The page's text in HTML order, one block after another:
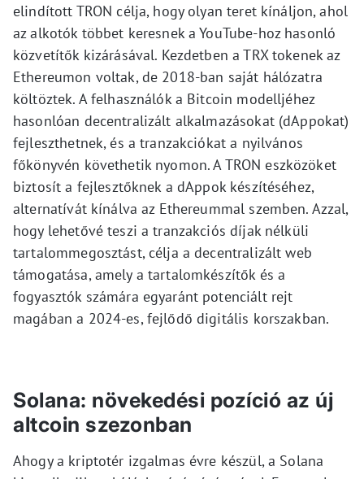
elindított TRON célja, hogy olyan teret kínáljon, ahol
az alkotók többet keresnek a YouTube-hoz hasonló
közvetítők kizárásával. Kezdetben a TRX tokenek az
Ethereumon voltak, de 2018-ban saját hálózatra
költöztek. A felhasználók a Bitcoin modelljéhez
hasonlóan decentralizált alkalmazásokat (dAppokat)
fejleszthetnek, és a tranzakciókat a nyilvános
főkönyvén követhetik nyomon. A TRON eszközöket
biztosít a fejlesztőknek a dAppok készítéséhez,
alternatívát kínálva az Ethereummal szemben. Azzal,
hogy lehetővé teszi a tranzakciós díjak nélküli
tartalommegosztást, célja a decentralizált web
támogatása, amely a tartalomkészítők és a
fogyasztók számára egyaránt potenciált rejt
magában a 2024-es, fejlődő digitális korszakban.
Solana: növekedési pozíció az új
altcoin szezonban
Ahogy a kriptotér izgalmas évre készül, a Solana